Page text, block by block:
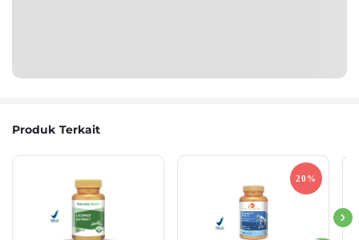
Produk Terkait